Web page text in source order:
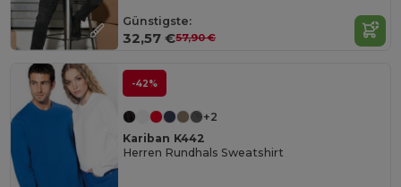
Günstigste:
32,57 €57,90 €
-42%
+2
Kariban K442
Herren Rundhals Sweatshirt